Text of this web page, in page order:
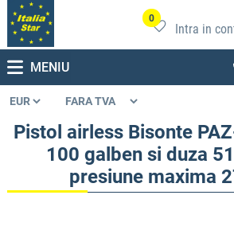
0
Intra in
MENIU
Pistol airless Bisonte
100 galben si duza
presiune maxima